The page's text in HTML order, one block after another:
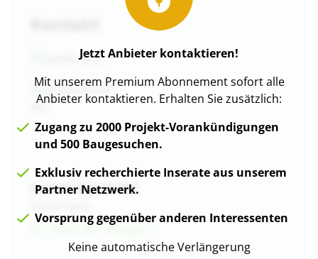
Lorem ipsum dol
Nummer Anzeigen
Jetzt Anbieter kontaktieren!
Mit unserem Premium Abonnement sofort alle
Anbieter kontaktieren. Erhalten Sie zusätzlich:
Zugang zu 2000 Projekt-Vorankündigungen
und 500 Baugesuchen.
Exklusiv recherchierte Inserate aus unserem
Partner Netzwerk.
Vorsprung gegenüber anderen Interessenten
Keine automatische Verlängerung